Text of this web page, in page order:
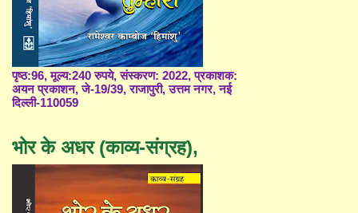
पृष्ठ:96, मूल्य:240 रुपये, संस्करण: 2022, प्रकाशक:
अयन प्रकाशन, जे-19/39, राजापुरी, उत्तम नगर, नई
दिल्ली-110059
भोर के अधर (काव्य-संग्रह),